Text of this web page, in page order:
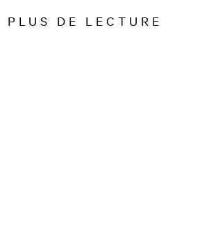
PLUS DE LECTURE